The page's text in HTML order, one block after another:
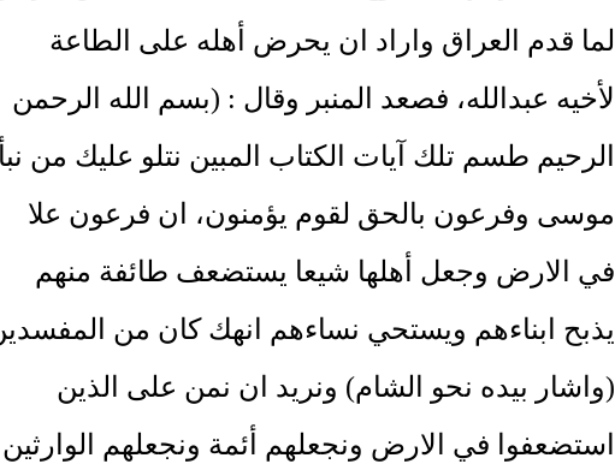
لما قدم العراق واراد ان يحرض أهله على الطاعة
لأخيه عبدالله، فصعد المنبر وقال : (بسم الله الرحمن
الرحيم طسم تلك آيات الكتاب المبين نتلو عليك من
موسى وفرعون بالحق لقوم يؤمنون، ان فرعون علا
في الارض وجعل أهلها شيعا يستضعف طائفة منهم
يذبح ابناءهم ويستحي نساءهم انهك كان من
(واشار بيده نحو الشام) ونريد ان نمن على الذين
استضعفوا في الارض ونجعلهم أئمة ونجعلهم الوارثين